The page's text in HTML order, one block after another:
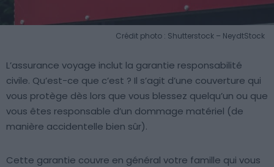
Crédit photo : Shutterstock – NeydtStock
L’assurance voyage inclut la garantie responsabilité
civile. Qu’est-ce que c’est ? Il s’agit d’une couverture qui
vous protège dès lors que vous blessez quelqu’un ou que
vous êtes responsable d’un dommage matériel (de
manière accidentelle bien sûr).
Cette garantie couvre en général votre famille qui vous